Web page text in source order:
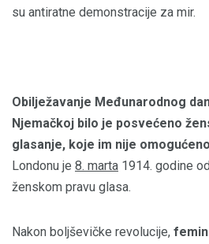
su antiratne demonstracije za mir.
Obilježavanje Međunarodnog
Njemačkoj bilo je posvećeno
glasanje, koje im nije
Londonu je 8. marta 1914. godine
ženskom pravu glasa.
Nakon boljševičke revolucije,